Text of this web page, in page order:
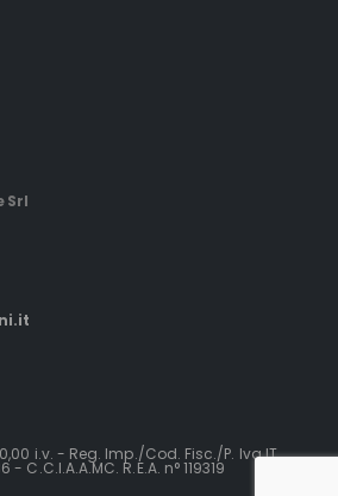
Srl
i.v. - Reg. Imp./Cod. Fisc./P. Iva IT
- C.C.I.A.A.MC. R.E.A. n° 119319